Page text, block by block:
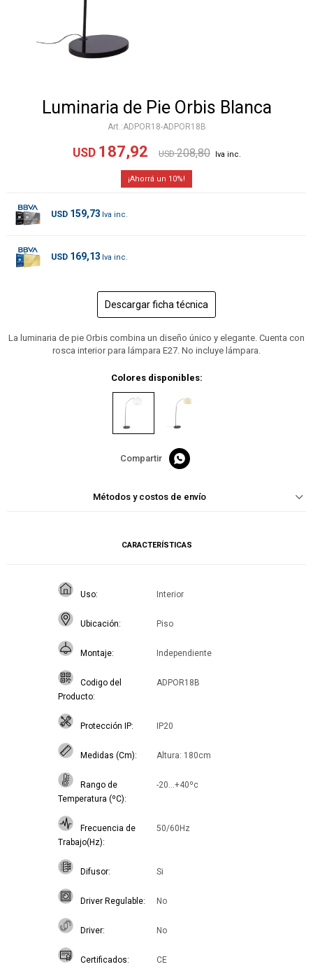
Luminaria de Pie Orbis Blanca
ADPOR18-ADPOR18B
USD 187,92 USD 208,80
10
USD 159,73
USD 169,13
Descargar ficha técnica
La luminaria de pie Orbis combina un diseño único y elegante. Cuenta con
rosca interior para lámpara E27. No incluye lámpara.
Colores disponibles:

Métodos y costos de envío
CARACTERÍSTICAS
Uso Interior
Ubicación Piso
Montaje Independiente
Codigo del
Producto
ADPOR18B
Protección IP IP20
Medidas (Cm) Altura: 180cm
Rango de
Temperatura (ºC)
-20...+40ºc
Frecuencia de
Trabajo(Hz)
50/60Hz
Difusor Si
Driver Regulable No
Driver No
Certificados CE